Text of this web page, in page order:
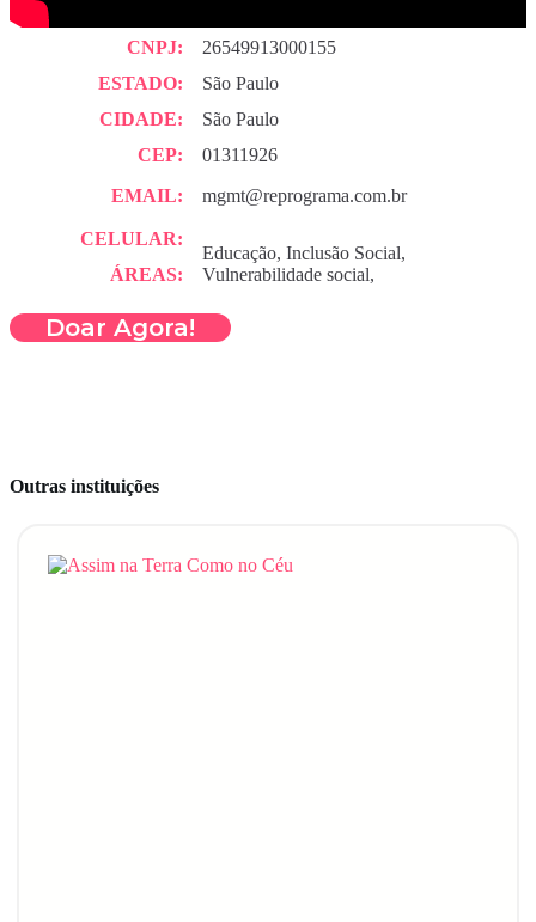
CNPJ:
ESTADO:
CIDADE:
CEP:
EMAIL:
26549913000155
São Paulo
São Paulo
01311926
mgmt@reprograma.com.br
CELULAR:
ÁREAS:
Educação, Inclusão Social,
Vulnerabilidade social,
Doar Agora!
Outras instituições